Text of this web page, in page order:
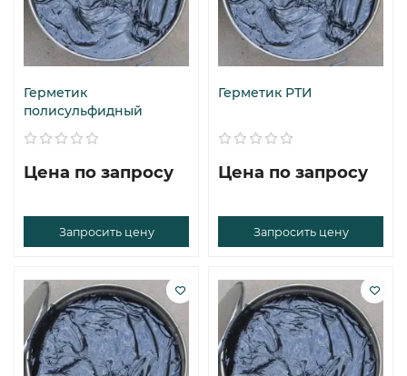
Герметик
полисульфидный
Цена по запросу
Запросить цену
Герметик РТИ
Цена по запросу
Запросить цену